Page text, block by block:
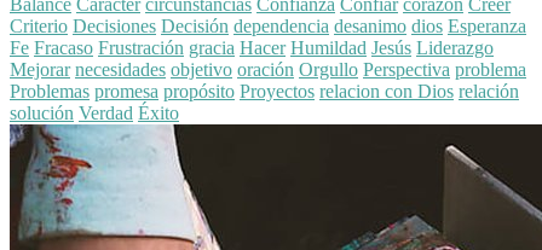
Criterio Decisiones Decisión dependencia desanimo dios Esperanza
Fe Fracaso Frustración gracia Hacer Humildad Jesús Liderazgo
Mejorar necesidades objetivo oración Orgullo Perspectiva problema
Problemas promesa propósito Proyectos relacion con Dios relación
solución Verdad Éxito